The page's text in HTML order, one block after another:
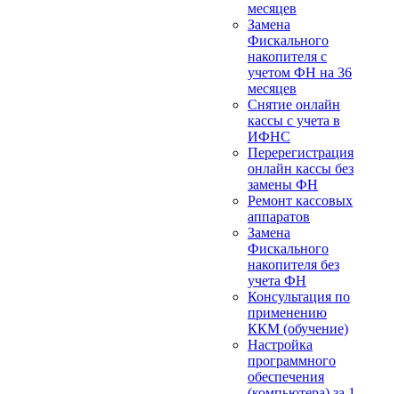
месяцев
Замена
Фискального
накопителя с
учетом ФН на 36
месяцев
Снятие онлайн
кассы с учета в
ИФНС
Перерегистрация
онлайн кассы без
замены ФН
Ремонт кассовых
аппаратов
Замена
Фискального
накопителя без
учета ФН
Консультация по
применению
ККМ (обучение)
Настройка
программного
обеспечения